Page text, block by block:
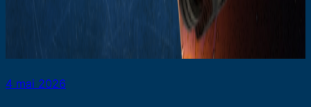
4 mai 2026